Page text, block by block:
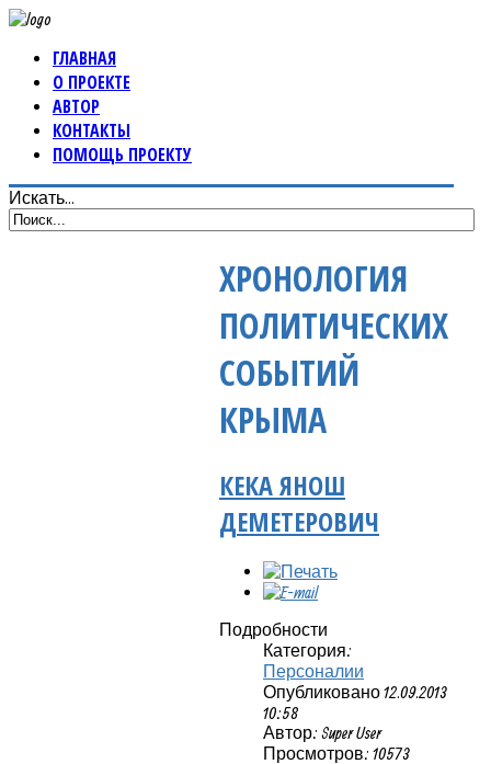
ГЛАВНАЯ
О ПРОЕКТЕ
АВТОР
КОНТАКТЫ
ПОМОЩЬ ПРОЕКТУ
Искать...
ХРОНОЛОГИЯ
ПОЛИТИЧЕСКИХ
СОБЫТИЙ
КРЫМА
КЕКА ЯНОШ
ДЕМЕТЕРОВИЧ
Подробности
Категория:
Персоналии
Опубликовано 12.09.2013
10:58
Автор: Super User
Просмотров: 10573